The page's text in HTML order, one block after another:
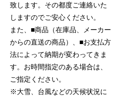
致します。その都度ご連絡いた
しますのでご安心ください。
また、■商品（在庫品、メーカー
からの直送の商品）、■お支払方
法によって納期が変わってきま
す。お時間指定のある場合は、
ご指定ください。
※大雪、台風などの天候状況に